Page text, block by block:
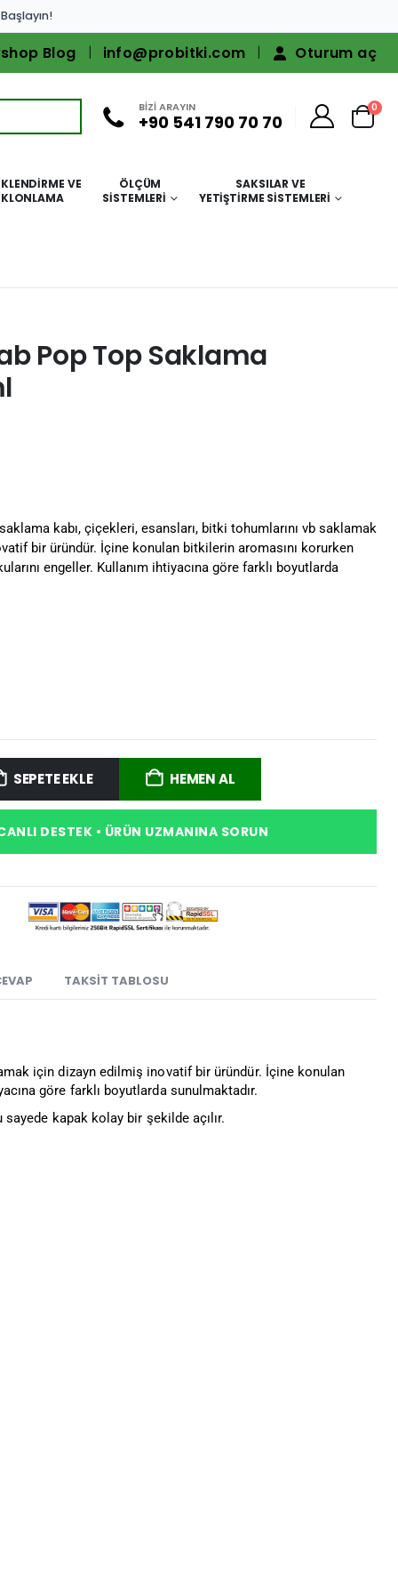
Blog info@probitki.com Oturum aç
BİZİ ARAYIN
+90 541 790 70 70
0
VE
KLONLAMA
ÖLÇÜM
SISTEMLERI
SAKSILAR VE
YETIŞTIRME SISTEMLERI
Pop Top Saklama
kabı, çiçekleri, esansları, bitki tohumlarını vb saklamak
bir üründür. İçine konulan bitkilerin aromasını korurken
engeller. Kullanım ihtiyacına göre farklı boyutlarda
SEPETE EKLE HEMEN AL
DESTEK • ÜRÜN UZMANINA SORUN
TAKSIT TABLOSU
için dizayn edilmiş inovatif bir üründür. İçine konulan
göre farklı boyutlarda sunulmaktadır.
sayede kapak kolay bir şekilde açılır.